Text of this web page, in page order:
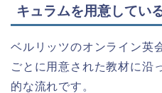
キュラムを用意してい
ベルリッツのオンライン英
ごとに用意された教材に沿
的な流れです。